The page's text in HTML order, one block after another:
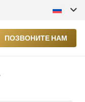
ПОЗВОНИТЕ НАМ